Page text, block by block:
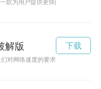
款为用户提供更快网络速度的利
解版
对网络速度的要求也越来越高。
下载